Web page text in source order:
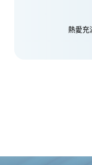
熱愛充